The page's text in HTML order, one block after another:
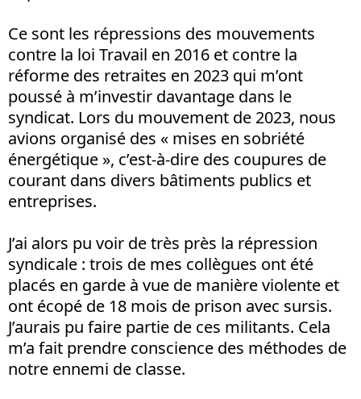
Ce sont les répressions des mouvements
contre la loi Travail en 2016 et contre la
réforme des retraites en 2023 qui m’ont
poussé à m’investir davantage dans le
syndicat. Lors du mouvement de 2023, nous
avions organisé des « mises en sobriété
énergétique », c’est-à-dire des coupures de
courant dans divers bâtiments publics et
entreprises.
J’ai alors pu voir de très près la répression
syndicale : trois de mes collègues ont été
placés en garde à vue de manière violente et
ont écopé de 18 mois de prison avec sursis.
J’aurais pu faire partie de ces militants. Cela
m’a fait prendre conscience des méthodes de
notre ennemi de classe.